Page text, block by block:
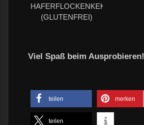
HAFERFLOCKENKEKSE
(GLUTENFREI)
Viel Spaß beim Ausprobieren!
teilen merken
teilen